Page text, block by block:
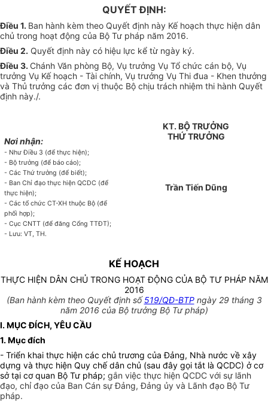
QUYẾT ĐỊNH:
Điều 1. Ban hành kèm theo Quyết định này Kế hoạch thực hiện dân
chủ trong hoạt động của Bộ Tư pháp năm 2016.
Điều 2. Quyết định này có hiệu lực kể từ ngày ký.
Điều 3. Chánh Văn phòng Bộ, Vụ trưởng Vụ Tổ chức cán bộ, Vụ
trưởng Vụ Kế hoạch - Tài chính, Vụ trưởng Vụ Thi đua - Khen thưởng
và Thủ trưởng các đơn vị thuộc Bộ chịu trách nhiệm thi hành Quyết
định này./.
Nơi nhận:
- Như Điều 3 (để thực hiện);
- Bộ trưởng (để báo cáo);
- Các Thứ trưởng (để biết);
- Ban Chỉ đạo thực hiện QCDC (để
thực hiện);
- Các tổ chức CT-XH thuộc Bộ (để
phối hợp);
- Cục CNTT (để đăng Cổng TTĐT);
- Lưu: VT, TH.
KT. BỘ TRƯỞNG
THỨ TRƯỞNG
Trần Tiến Dũng
KẾ HOẠCH
THỰC HIỆN DÂN CHỦ TRONG HOẠT ĐỘNG CỦA BỘ TƯ PHÁP NĂM
2016
(Ban hành kèm theo Quyết định số519/QĐ-BTPngày 29 tháng 3
năm 2016 của Bộ trưởng Bộ Tư pháp)
I. MỤC ĐÍCH, YÊU CẦU
1. Mục đích
- Triển khai thực hiện các chủ trương của Đảng, Nhà nước về xây
dựng và thực hiện Quy chế dân chủ (sau đây gọi tắt là QCDC) ở cơ
sở tại cơ quan Bộ Tư pháp; gắn việc thực hiện QCDC với sự lãnh
đạo, chỉ đạo của Ban Cán sự Đảng, Đảng ủy và Lãnh đạo Bộ Tư
pháp.